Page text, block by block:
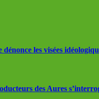
les visées
des Aures